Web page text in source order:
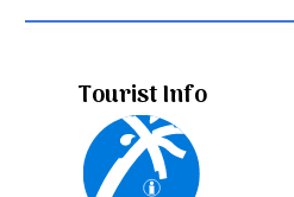
Tourist Info